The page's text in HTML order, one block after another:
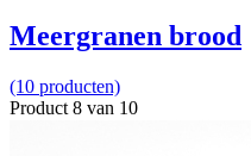
Meergranen brood
(10 producten)
Product 8 van 10